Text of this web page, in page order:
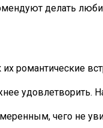
делать
романтические
удовлетворить.
чего не